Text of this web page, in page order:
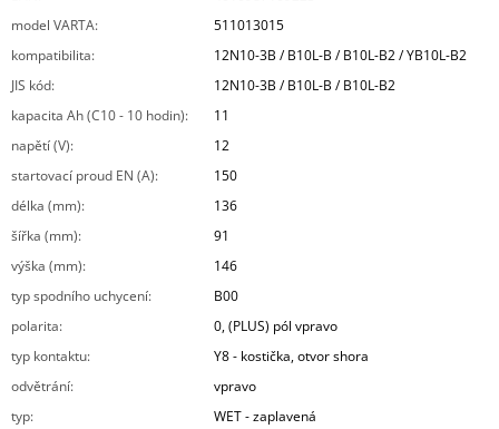
model VARTA:
511013015
kompatibilita:
12N10-3B / B10L-B / B10L-B2 / YB10L-B2
JIS kód:
12N10-3B / B10L-B / B10L-B2
kapacita Ah (C10 - 10 hodin):
11
napětí (V):
12
startovací proud EN (A):
150
délka (mm):
136
šířka (mm):
91
výška (mm):
146
typ spodního uchycení:
B00
polarita:
0, (PLUS) pól vpravo
typ kontaktu:
Y8 - kostička, otvor shora
odvětrání:
vpravo
typ: WET - zaplavená